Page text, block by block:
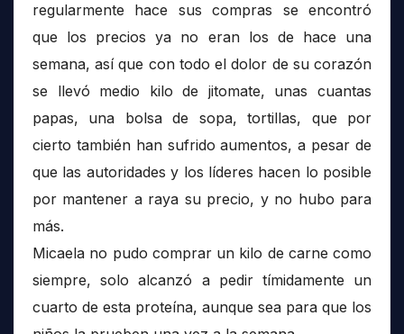
regularmente hace sus compras se encontró
que los precios ya no eran los de hace una
semana, así que con todo el dolor de su corazón
se llevó medio kilo de jitomate, unas cuantas
papas, una bolsa de sopa, tortillas, que por
cierto también han sufrido aumentos, a pesar de
que las autoridades y los líderes hacen lo posible
por mantener a raya su precio, y no hubo para
más.
Micaela no pudo comprar un kilo de carne como
siempre, solo alcanzó a pedir tímidamente un
cuarto de esta proteína, aunque sea para que los